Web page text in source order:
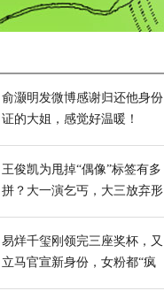
俞灏明发微博感谢归还他身份
证的大姐，感觉好温暖！
王俊凯为甩掉“偶像”标签有多
拼？大一演乞丐，大三放弃形
易烊千玺刚领完三座奖杯，又
立马官宣新身份，女粉都“疯